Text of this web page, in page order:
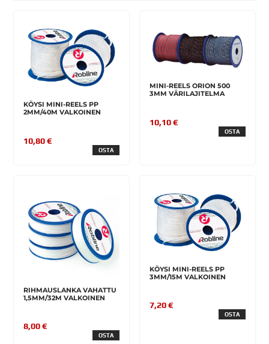
KÖYSI MINI-REELS PP
2MM/40M VALKOINEN
10,80 €
OSTA
MINI-REELS ORION 500
3MM VÄRILAJITELMA
10,10 €
OSTA
RIHMAUSLANKA VAHATTU
1,5MM/32M VALKOINEN
8,00 €
OSTA
KÖYSI MINI-REELS PP
3MM/15M VALKOINEN
7,20 €
OSTA